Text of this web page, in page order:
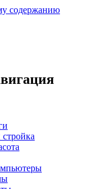
содержанию